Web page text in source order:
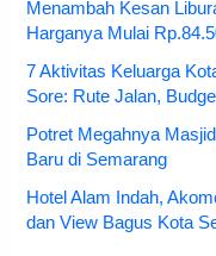
Menambah Kesan
Harganya Mulai
7 Aktivitas Keluarga
Sore: Rute Jalan,
Potret Megahnya
Baru di Semarang
Hotel Alam Indah,
dan View Bagus Kota